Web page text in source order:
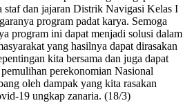
staf dan jajaran Distrik Navigasi Kelas I
program padat karya. Semoga
program ini dapat menjadi solusi dalam
yang hasilnya dapat dirasakan
kita bersama dan juga dapat
perekonomian Nasional
oleh dampak yang kita rasakan
19 ungkap zanaria. (18/3)